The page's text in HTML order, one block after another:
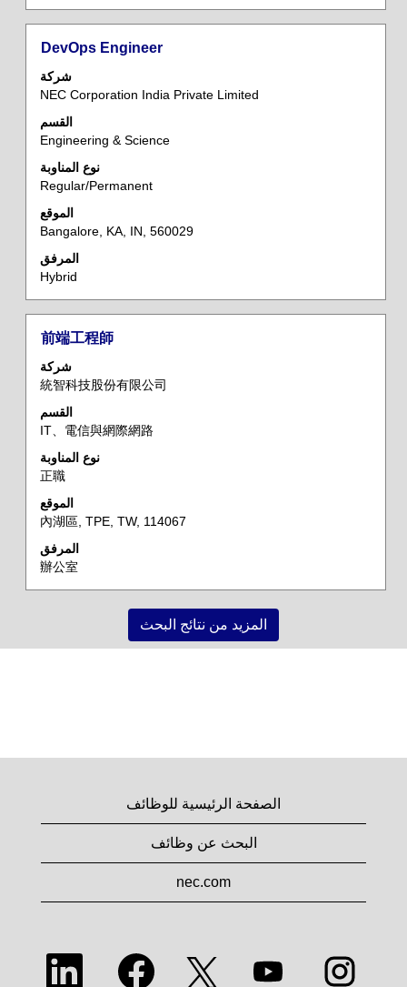
المسمى
DevOps Engineer
شركة
NEC Corporation India Private Limited
القسم
Engineering & Science
نوع المناوبة
Regular/Permanent
الموقع
Bangalore, KA, IN, 560029
المرفق
Hybrid
حدد
مفتاح
لعرض
محتويات
معلومات
الوظيفة
المسمى
前端工程師
شركة
統智科技股份有限公司
القسم
IT、電信與網際網路
نوع المناوبة
正職
الموقع
內湖區, TPE, TW, 114067
المرفق
辦公室
حدد
مفتاح
لعرض
محتويات
معلومات
الوظيفة
المزيد من نتائج البحث
الصفحة الرئيسية للوظائف
البحث عن وظائف
nec.com
ف
يُ